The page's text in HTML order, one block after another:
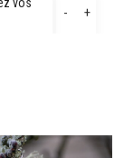
- +